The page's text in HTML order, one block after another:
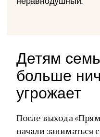
Детям
больше
угрожает
После выхода
начали заниматься